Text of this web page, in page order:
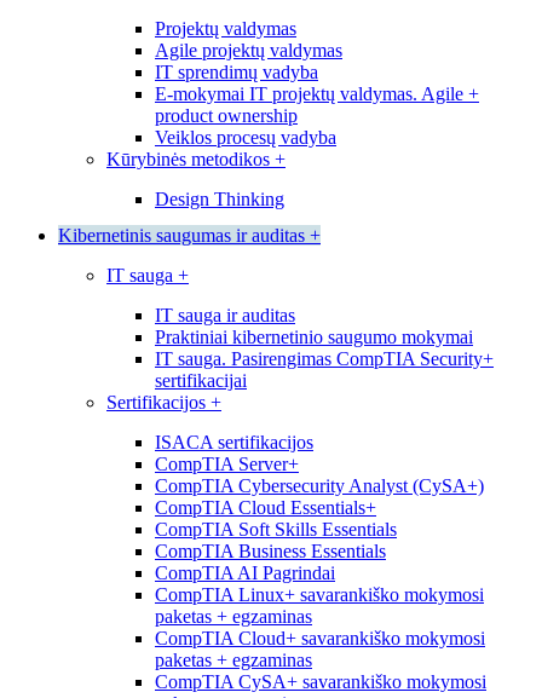
Projektų valdymas
Agile projektų valdymas
IT sprendimų vadyba
E-mokymai IT projektų valdymas. Agile +
product ownership
Veiklos procesų vadyba
Kūrybinės metodikos +
Design Thinking
Kibernetinis saugumas ir auditas +
IT sauga +
IT sauga ir auditas
Praktiniai kibernetinio saugumo mokymai
IT sauga. Pasirengimas CompTIA Security+
sertifikacijai
Sertifikacijos +
ISACA sertifikacijos
CompTIA Server+
CompTIA Cybersecurity Analyst (CySA+)
CompTIA Cloud Essentials+
CompTIA Soft Skills Essentials
CompTIA Business Essentials
CompTIA AI Pagrindai
CompTIA Linux+ savarankiško mokymosi
paketas + egzaminas
CompTIA Cloud+ savarankiško mokymosi
paketas + egzaminas
CompTIA CySA+ savarankiško mokymosi